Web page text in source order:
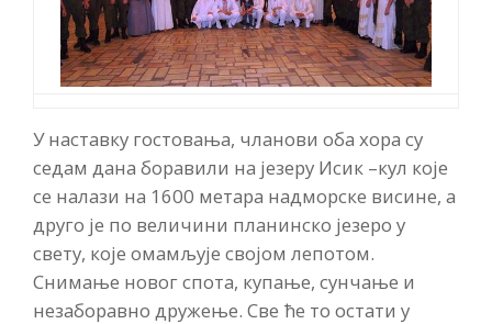
У наставку гостовања, чланови оба хора су
седам дана боравили на језеру Исик –кул које
се налази на 1600 метара надморске висине, а
друго је по величини планинско језеро у
свету, које омамљује својом лепотом.
Снимање новог спота, купање, сунчање и
незаборавно дружење. Све ће то остати у